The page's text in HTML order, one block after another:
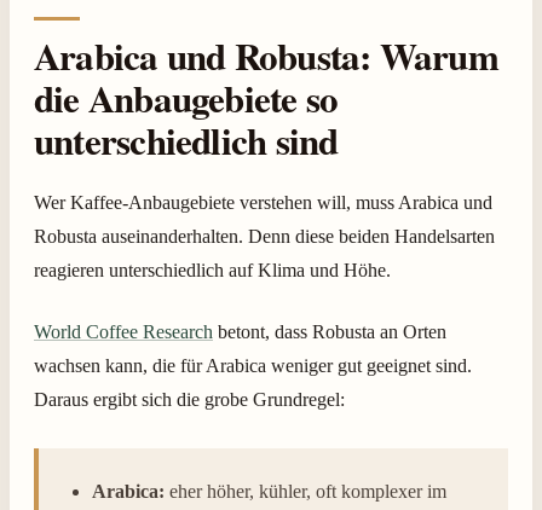
Arabica und Robusta: Warum
die Anbaugebiete so
unterschiedlich sind
Wer Kaffee-Anbaugebiete verstehen will, muss Arabica und
Robusta auseinanderhalten. Denn diese beiden Handelsarten
reagieren unterschiedlich auf Klima und Höhe.
World Coffee Research betont, dass Robusta an Orten
wachsen kann, die für Arabica weniger gut geeignet sind.
Daraus ergibt sich die grobe Grundregel:
Arabica: eher höher, kühler, oft komplexer im